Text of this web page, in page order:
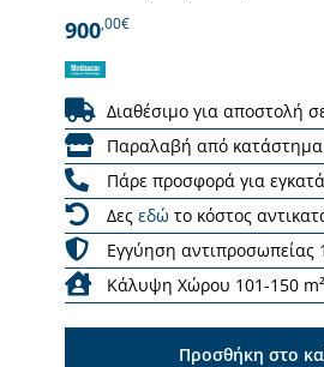
900,00€
Διαθέσιμο για αποστολή
Παραλαβή από
Πάρε προσφορά για
Δες εδώ το κόστος
Εγγύηση αντιπροσωπείας
Κάλυψη Χώρου 101-150 m²
Προσθήκη στο